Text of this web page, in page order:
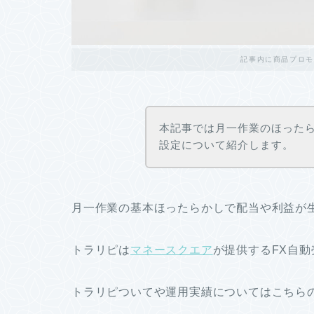
記事内に商品プロ
本記事では月一作業のほった
設定について紹介します。
月一作業の基本ほったらかしで配当や利益
トラリピはマネースクエアが提供するFX自
トラリピついてや運用実績についてはこち